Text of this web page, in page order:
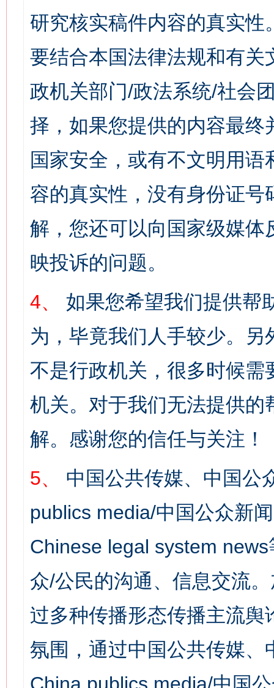
研究核实稿件内容的真实
要结合本国法律法规和有关
政机关部门/政法系统/社会
择，如果您提供的内容最
国家安全，或有不文明用
容的真实性，没有身份证
解，您还可以向国家级媒
映投诉的问题。
4、
如果您希望我们提供帮
为，毕竟我们人手较少。
不是行政机关，很多时候
机关。对于我们无法提供
解。感谢您的信任与关注！
5、
中国公共传媒、中国公
publics media/中国公众新
Chinese legal system
众/公民的沟通、信息交流
过多种传播形态传播主流
氛围，通过中国公共传媒